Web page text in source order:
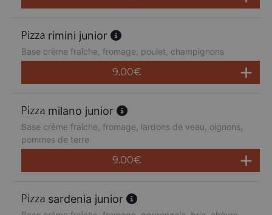
rimini junior
Base crème fraîche, fromage, poulet, champignons
9.00€
milano junior
Base crème fraîche, fromage, lardons de veau, oignons,
pommes de terre
9.00€
sardenia junior